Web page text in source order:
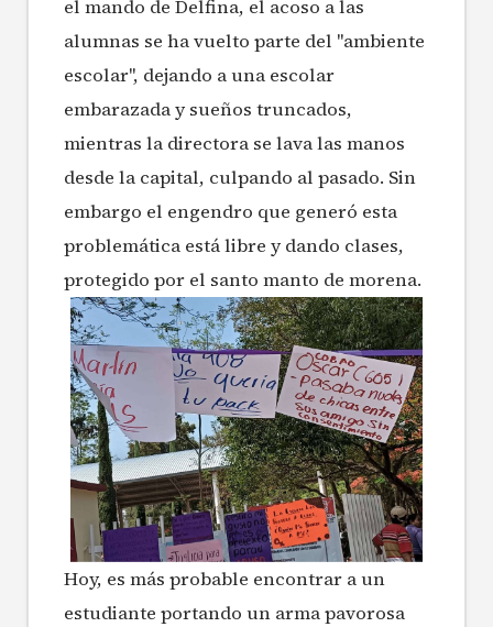
el mando de Delfina, el acoso a las
alumnas se ha vuelto parte del "ambiente
escolar", dejando a una escolar
embarazada y sueños truncados,
mientras la directora se lava las manos
desde la capital, culpando al pasado. Sin
embargo el engendro que generó esta
problemática está libre y dando clases,
protegido por el santo manto de morena.
Hoy, es más probable encontrar a un
estudiante portando un arma pavorosa